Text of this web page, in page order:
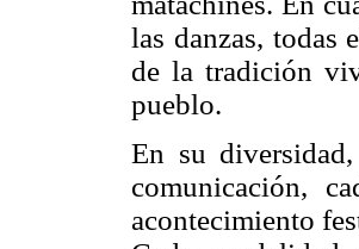
las danzas, todas
de la tradición
pueblo.
En su
comunicación,
acontecimiento